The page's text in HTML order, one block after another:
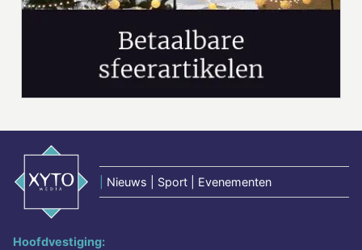
Nieuws | Sport | Evenementen
Hoofdvestiging: